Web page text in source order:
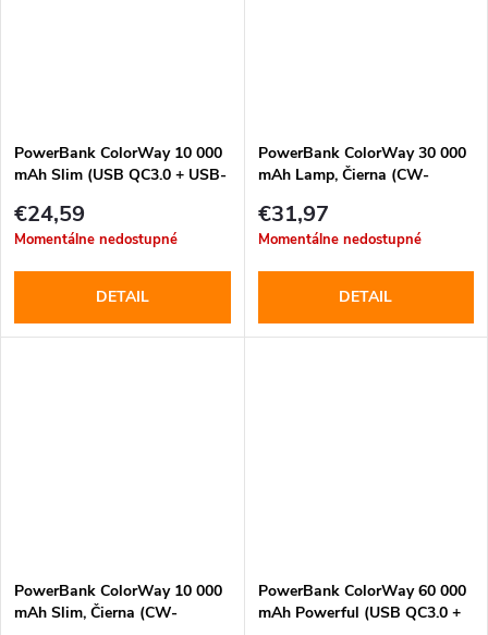
PowerBank ColorWay 10 000
mAh Slim (USB QC3.0 + USB-
(CW-PB100LPG3BK-PD)
€24,59
Momentálne nedostupné
DETAIL
PowerBank ColorWay 30 000
mAh Lamp, Čierna (CW-
€31,97
Momentálne nedostupné
DETAIL
PowerBank ColorWay 10 000
mAh Slim, Čierna (CW-
PowerBank ColorWay 60 000
mAh Powerful (USB QC3.0 +